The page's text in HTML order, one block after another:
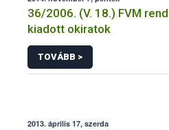
36/2006. (V. 18.) FVM
kiadott okiratok
TOVÁBB >
2013. április 17, szerda